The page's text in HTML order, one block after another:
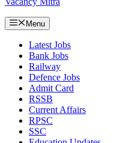
Menu
Latest Jobs
Bank Jobs
Railway
Defence Jobs
Admit Card
RSSB
Current Affairs
RPSC
SSC